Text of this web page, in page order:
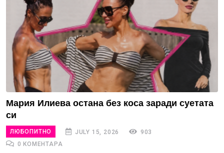
Мария Илиева остана без коса заради суетата
си
ЛЮБОПИТНО JULY 15, 2026
903
0 КОМЕНТАРА